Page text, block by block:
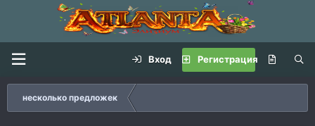
Вход Регистрация
несколько предложек